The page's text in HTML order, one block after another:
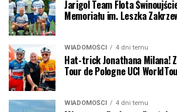
Jarigol Team Flota
Memoriału im. Leszka
WIADOMOŚCI 4 dni temu
Hat-trick Jonathana Milana!
Tour de Pologne UCI
WIADOMOŚCI 4 dni temu